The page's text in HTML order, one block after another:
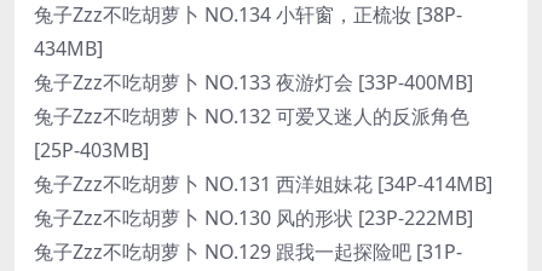
兔子Zzz不吃胡萝卜 NO.134 小轩窗，正梳妆 [38P-
434MB]
兔子Zzz不吃胡萝卜 NO.133 夜游灯会 [33P-400MB]
兔子Zzz不吃胡萝卜 NO.132 可爱又迷人的反派角色
[25P-403MB]
兔子Zzz不吃胡萝卜 NO.131 西洋姐妹花 [34P-414MB]
兔子Zzz不吃胡萝卜 NO.130 风的形状 [23P-222MB]
兔子Zzz不吃胡萝卜 NO.129 跟我一起探险吧 [31P-